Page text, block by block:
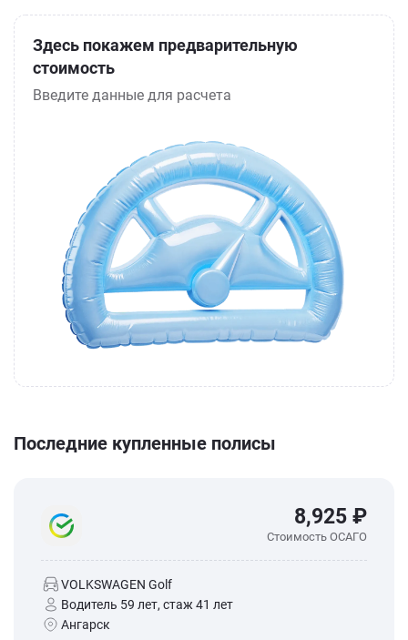
Здесь покажем предварительную
стоимость
Введите данные для расчета
Последние купленные полисы
8,925 ₽
Стоимость ОСАГО
VOLKSWAGEN Golf
Водитель 59 лет, стаж 41 лет
Ангарск